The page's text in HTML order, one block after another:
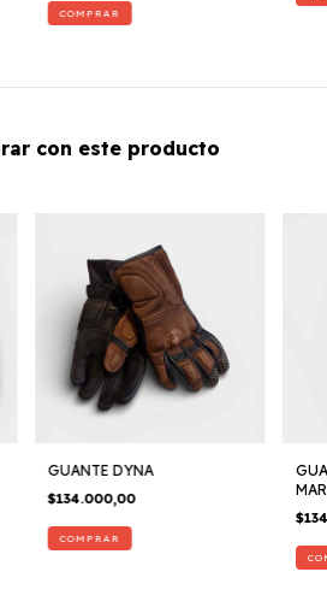
COMPRAR
con este producto
GUANTE DYNA
$134.000,00
COMPRAR